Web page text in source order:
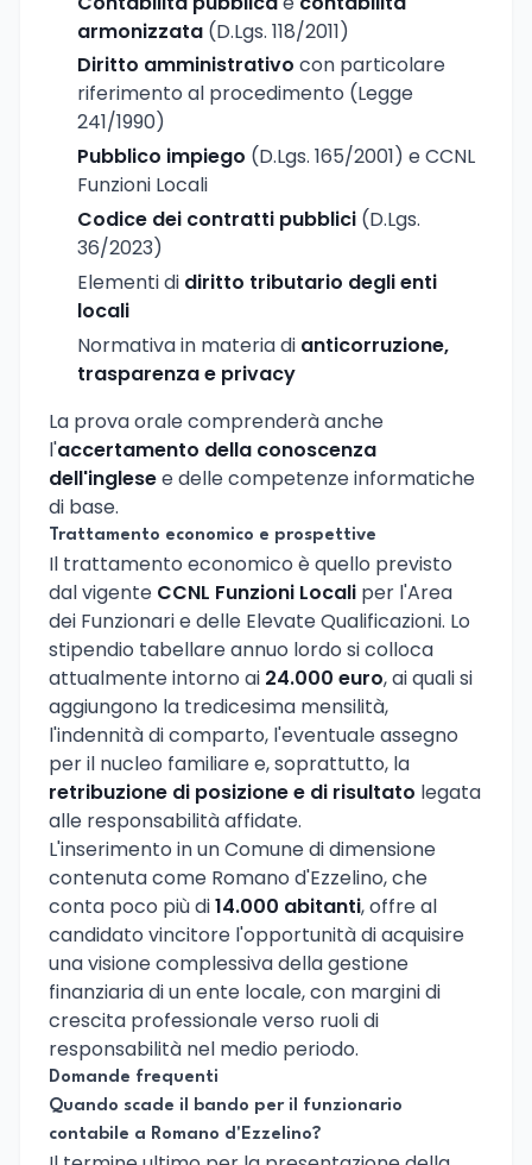
armonizzata (D.Lgs. 118/2011)
Diritto amministrativo con particolare
riferimento al procedimento (Legge
241/1990)
Pubblico impiego (D.Lgs. 165/2001) e CCNL
Funzioni Locali
Codice dei contratti pubblici (D.Lgs.
36/2023)
Elementi di diritto tributario degli enti
locali
Normativa in materia di anticorruzione,
trasparenza e privacy
La prova orale comprenderà anche
l'accertamento della conoscenza
dell'inglesee delle competenze informatiche
di base.
Trattamento economico e prospettive
Il trattamento economico è quello previsto
dal vigente CCNL Funzioni Locali per l'Area
dei Funzionari e delle Elevate Qualificazioni. Lo
stipendio tabellare annuo lordo si colloca
attualmente intorno ai 24.000 euro, ai quali si
aggiungono la tredicesima mensilità,
l'indennità di comparto, l'eventuale assegno
per il nucleo familiare e, soprattutto, la
retribuzione di posizione e di risultato legata
alle responsabilità affidate.
L'inserimento in un Comune di dimensione
contenuta come Romano d'Ezzelino, che
conta poco più di14.000 abitanti, offre al
candidato vincitore l'opportunità di acquisire
una visione complessiva della gestione
finanziaria di un ente locale, con margini di
crescita professionale verso ruoli di
responsabilità nel medio periodo.
Domande frequenti
Quando scade il bando per il funzionario
contabile a Romano d'Ezzelino?